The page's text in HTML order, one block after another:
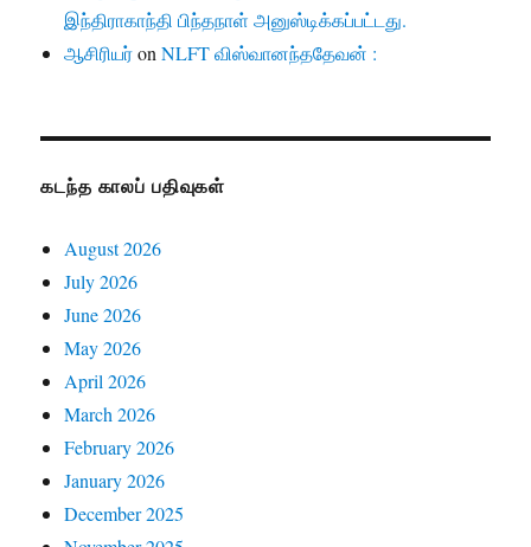
இந்திராகாந்தி பிந்தநாள் அனுஸ்டிக்கப்பட்டது.
ஆசிரியர்onNLFT விஸ்வானந்ததேவன் :
கடந்த காலப் பதிவுகள்
August 2026
July 2026
June 2026
May 2026
April 2026
March 2026
February 2026
January 2026
December 2025